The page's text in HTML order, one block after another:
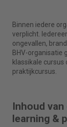
Binnen iedere
verplicht.
ongevallen,
BHV-organisatie
klassikale
praktijkcursus.
Inhoud
learning &